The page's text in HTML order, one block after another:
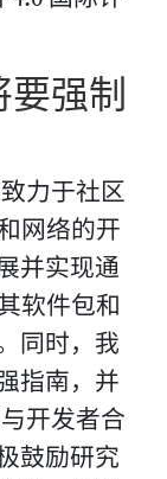
要强制
力于社区
网络的开
并实现通
软件包和
同时，我
指南，并
开发者合
鼓励研究